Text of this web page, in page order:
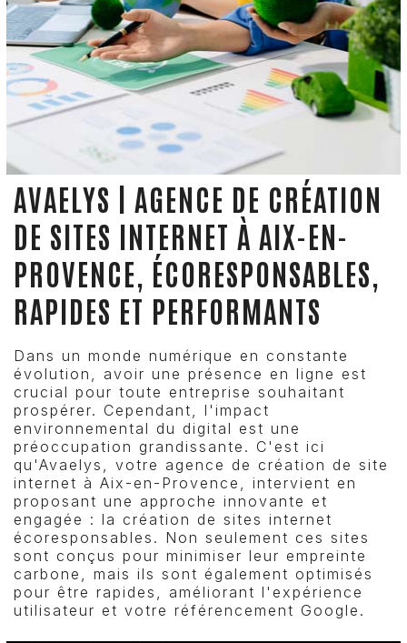
AVAELYS | AGENCE DE CRÉATION
DE SITES INTERNET À AIX-EN-
PROVENCE, ÉCORESPONSABLES,
RAPIDES ET PERFORMANTS
Dans un monde numérique en constante
évolution, avoir une présence en ligne est
crucial pour toute entreprise souhaitant
prospérer. Cependant, l'impact
environnemental du digital est une
préoccupation grandissante. C'est ici
qu'Avaelys, votre agence de création de site
internet à Aix-en-Provence, intervient en
proposant une approche innovante et
engagée : la création de sites internet
écoresponsables. Non seulement ces sites
sont conçus pour minimiser leur empreinte
carbone, mais ils sont également optimisés
pour être rapides, améliorant l'expérience
utilisateur et votre référencement Google.